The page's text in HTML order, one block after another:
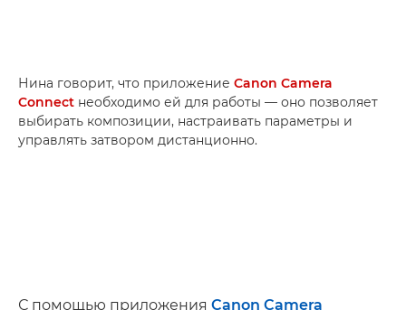
Нина говорит, что приложение Canon Camera
Connect необходимо ей для работы — оно позволяет
выбирать композиции, настраивать параметры и
управлять затвором дистанционно.
С помощью приложения Canon Camera